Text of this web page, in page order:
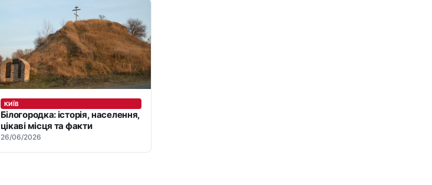
КИЇВ
Білогородка: історія, населення,
цікаві місця та факти
26/06/2026